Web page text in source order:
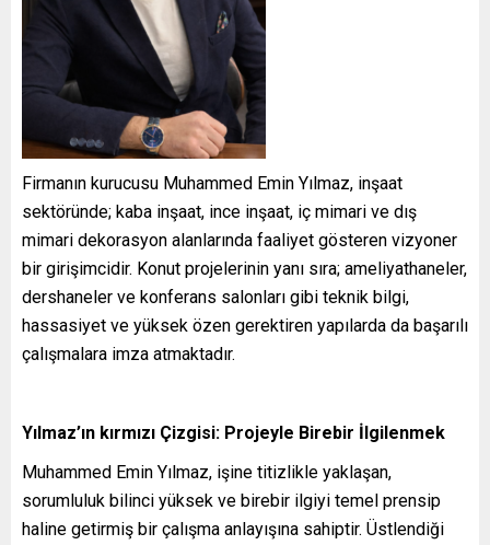
Firmanın kurucusu Muhammed Emin Yılmaz, inşaat
sektöründe; kaba inşaat, ince inşaat, iç mimari ve dış
mimari dekorasyon alanlarında faaliyet gösteren vizyoner
bir girişimcidir. Konut projelerinin yanı sıra; ameliyathaneler,
dershaneler ve konferans salonları gibi teknik bilgi,
hassasiyet ve yüksek özen gerektiren yapılarda da başarılı
çalışmalara imza atmaktadır.
Yılmaz’ın kırmızı Çizgisi: Projeyle Birebir İlgilenmek
Muhammed Emin Yılmaz, işine titizlikle yaklaşan,
sorumluluk bilinci yüksek ve birebir ilgiyi temel prensip
haline getirmiş bir çalışma anlayışına sahiptir. Üstlendiği